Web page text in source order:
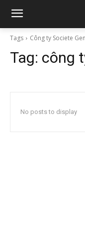
Tags Công ty Societe
Tag: công
No posts to display